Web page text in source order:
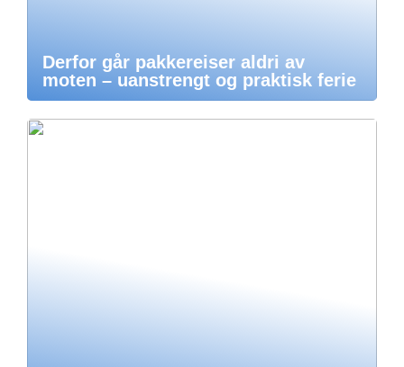
Derfor går pakkereiser aldri av
moten – uanstrengt og praktisk ferie